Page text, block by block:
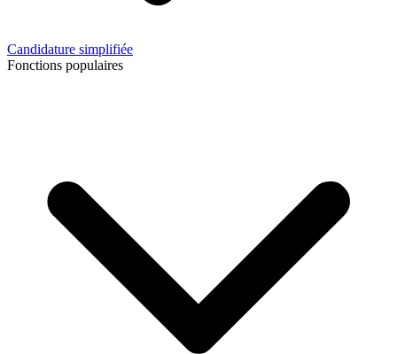
Candidature simplifiée
Fonctions populaires